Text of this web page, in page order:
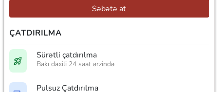
Səbətə at
ÇATDIRILMA
Sürətli çatdırılma
Bakı daxili 24 saat ərzində
Pulsuz Çatdırılma